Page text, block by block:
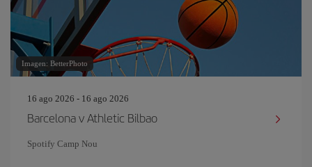
Imagen: BetterPhoto
16 ago 2026 - 16 ago 2026
Barcelona v Athletic Bilbao
Spotify Camp Nou